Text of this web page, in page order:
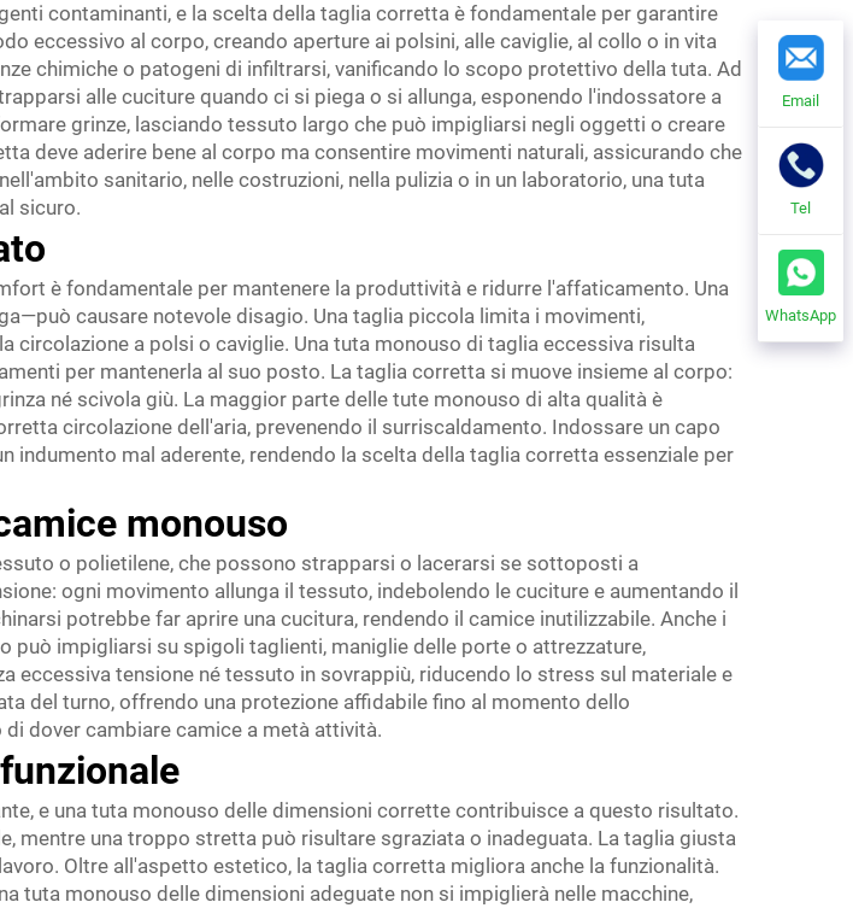
contaminanti, e la scelta della taglia corretta è fondamentale per garantire
eccessivo al corpo, creando aperture ai polsini, alle caviglie, al collo o in vita
chimiche o patogeni di infiltrarsi, vanificando lo scopo protettivo della tuta. Ad
alle cuciture quando ci si piega o si allunga, esponendo l'indossatore a
grinze, lasciando tessuto largo che può impigliarsi negli oggetti o creare
deve aderire bene al corpo ma consentire movimenti naturali, assicurando che
sanitario, nelle costruzioni, nella pulizia o in un laboratorio, una tuta
sicuro.
è fondamentale per mantenere la produttività e ridurre l'affaticamento. Una
causare notevole disagio. Una taglia piccola limita i movimenti,
circolazione a polsi o caviglie. Una tuta monouso di taglia eccessiva risulta
per mantenerla al suo posto. La taglia corretta si muove insieme al corpo:
né scivola giù. La maggior parte delle tute monouso di alta qualità è
circolazione dell'aria, prevenendo il surriscaldamento. Indossare un capo
mal aderente, rendendo la scelta della taglia corretta essenziale per
monouso
o polietilene, che possono strapparsi o lacerarsi se sottoposti a
ogni movimento allunga il tessuto, indebolendo le cuciture e aumentando il
potrebbe far aprire una cucitura, rendendo il camice inutilizzabile. Anche i
impigliarsi su spigoli taglienti, maniglie delle porte o attrezzature,
tensione né tessuto in sovrappiù, riducendo lo stress sul materiale e
del turno, offrendo una protezione affidabile fino al momento dello
dover cambiare camice a metà attività.
e una tuta monouso delle dimensioni corrette contribuisce a questo risultato.
mentre una troppo stretta può risultare sgraziata o inadeguata. La taglia giusta
Oltre all'aspetto estetico, la taglia corretta migliora anche la funzionalità.
tuta monouso delle dimensioni adeguate non si impiglierà nelle macchine,
Email
Tel
WhatsApp